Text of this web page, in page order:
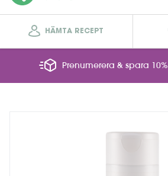
HÄMTA RECEPT
Prenumerera & spara 10%